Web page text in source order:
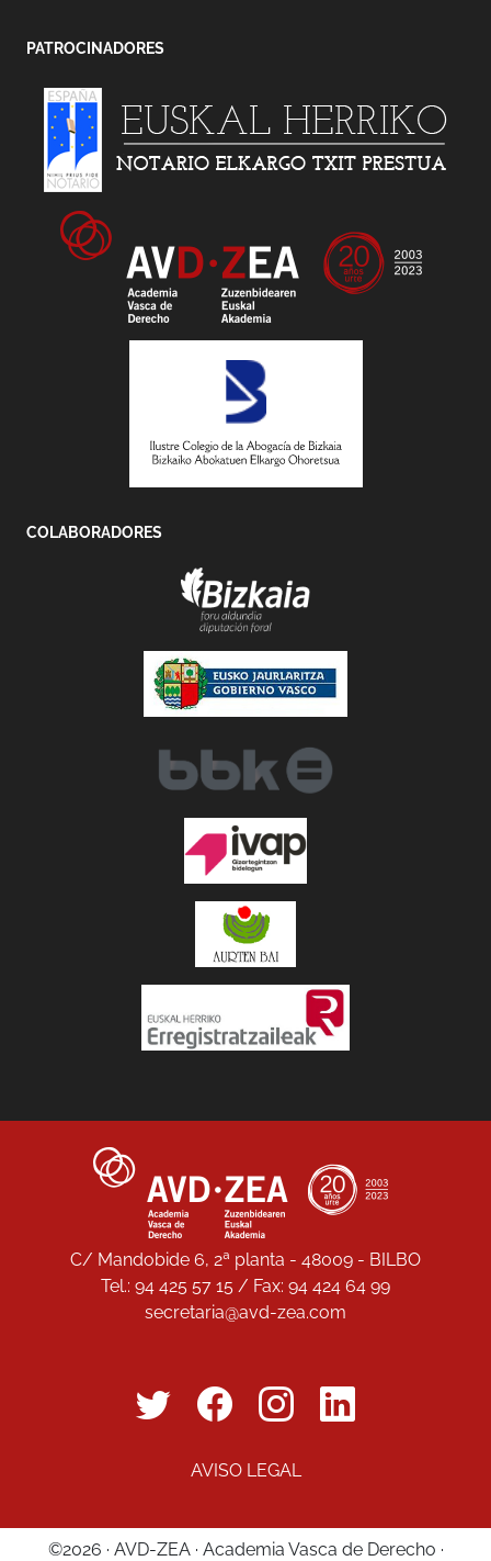
PATROCINADORES
COLABORADORES
C/ Mandobide 6, 2ª planta - 48009 - BILBO
Tel.: 94 425 57 15 / Fax: 94 424 64 99
secretaria@avd-zea.com
AVISO LEGAL
©2026 · AVD-ZEA · Academia Vasca de Derecho ·